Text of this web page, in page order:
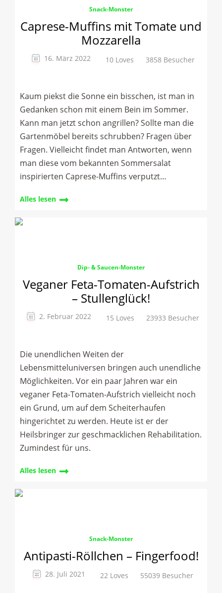
Snack-Monster
Caprese-Muffins mit Tomate und
Mozzarella
16. März 2022 10 Loves 3858 Besucher
Kaum piekst die Sonne ein bisschen, ist man in
Gedanken schon mit einem Bein im Sommer.
Kann man jetzt schon angrillen? Sollte man die
Gartenmöbel bereits schrubben? Fragen über
Fragen. Vielleicht findet man Antworten, wenn
man diese vom bekannten Sommersalat
inspirierten Caprese-Muffins verputzt…
Alles lesen
Dip- & Saucen-Monster
Veganer Feta-Tomaten-Aufstrich
– Stullenglück!
2. Februar 2022 15 Loves 23933 Besucher
Die unendlichen Weiten der
Lebensmitteluniversen bringen auch unendliche
Möglichkeiten. Vor ein paar Jahren war ein
veganer Feta-Tomaten-Aufstrich vielleicht noch
ein Grund, um auf dem Scheiterhaufen
hingerichtet zu werden. Heute ist er der
Heilsbringer zur geschmacklichen Rehabilitation.
Zumindest für uns.
Alles lesen
Snack-Monster
Antipasti-Röllchen – Fingerfood!
28. Juli 2021 22 Loves 55039 Besucher